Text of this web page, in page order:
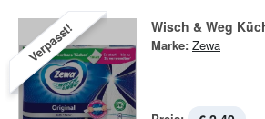
Verpasst! Wisch & Weg
Marke: Zewa